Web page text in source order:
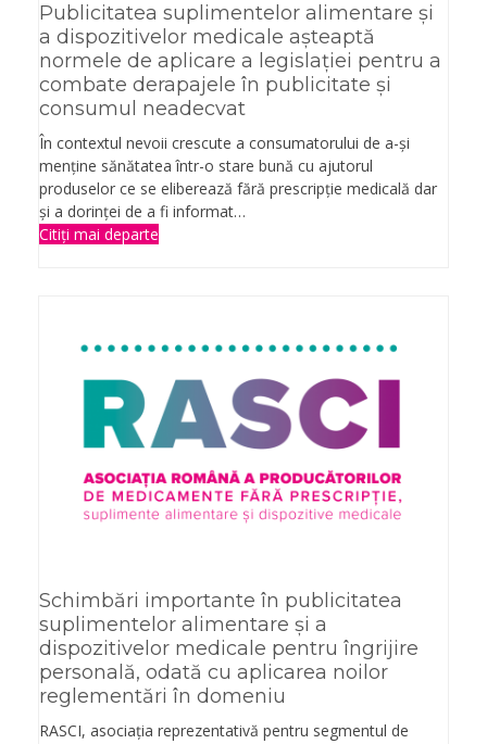
Publicitatea suplimentelor alimentare și
a dispozitivelor medicale așteaptă
normele de aplicare a legislației pentru a
combate derapajele în publicitate și
consumul neadecvat
În contextul nevoii crescute a consumatorului de a-și
menține sănătatea într-o stare bună cu ajutorul
produselor ce se eliberează fără prescripție medicală dar
și a dorinței de a fi informat…
Citiți mai departe
Schimbări importante în publicitatea
suplimentelor alimentare și a
dispozitivelor medicale pentru îngrijire
personală, odată cu aplicarea noilor
reglementări în domeniu
RASCI, asociația reprezentativă pentru segmentul de